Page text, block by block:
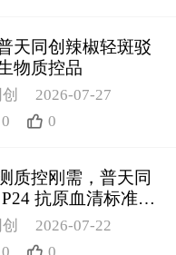
天同创辣椒轻斑驳
物质控品
2026-07-27
0 0
质控刚需，普天同
抗原血清标准物
2026-07-22